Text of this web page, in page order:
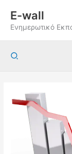
περιεχόμενο
E-wall
Ενημερωτικό
Αναζήτηση